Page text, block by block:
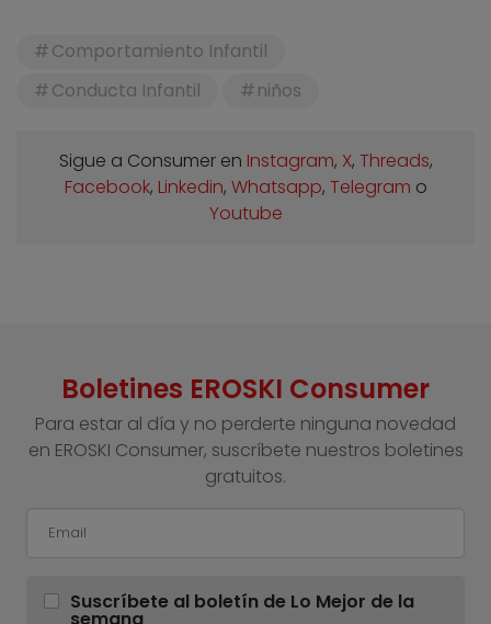
Comportamiento Infantil
Conducta Infantil
niños
Sigue a Consumer en Instagram, X, Threads,
Facebook, Linkedin, Whatsapp, Telegram o
Youtube
Boletines EROSKI Consumer
Para estar al día y no perderte ninguna novedad
en EROSKI Consumer, suscríbete nuestros boletines
gratuitos.
Suscríbete al boletín de Lo Mejor de la
semana